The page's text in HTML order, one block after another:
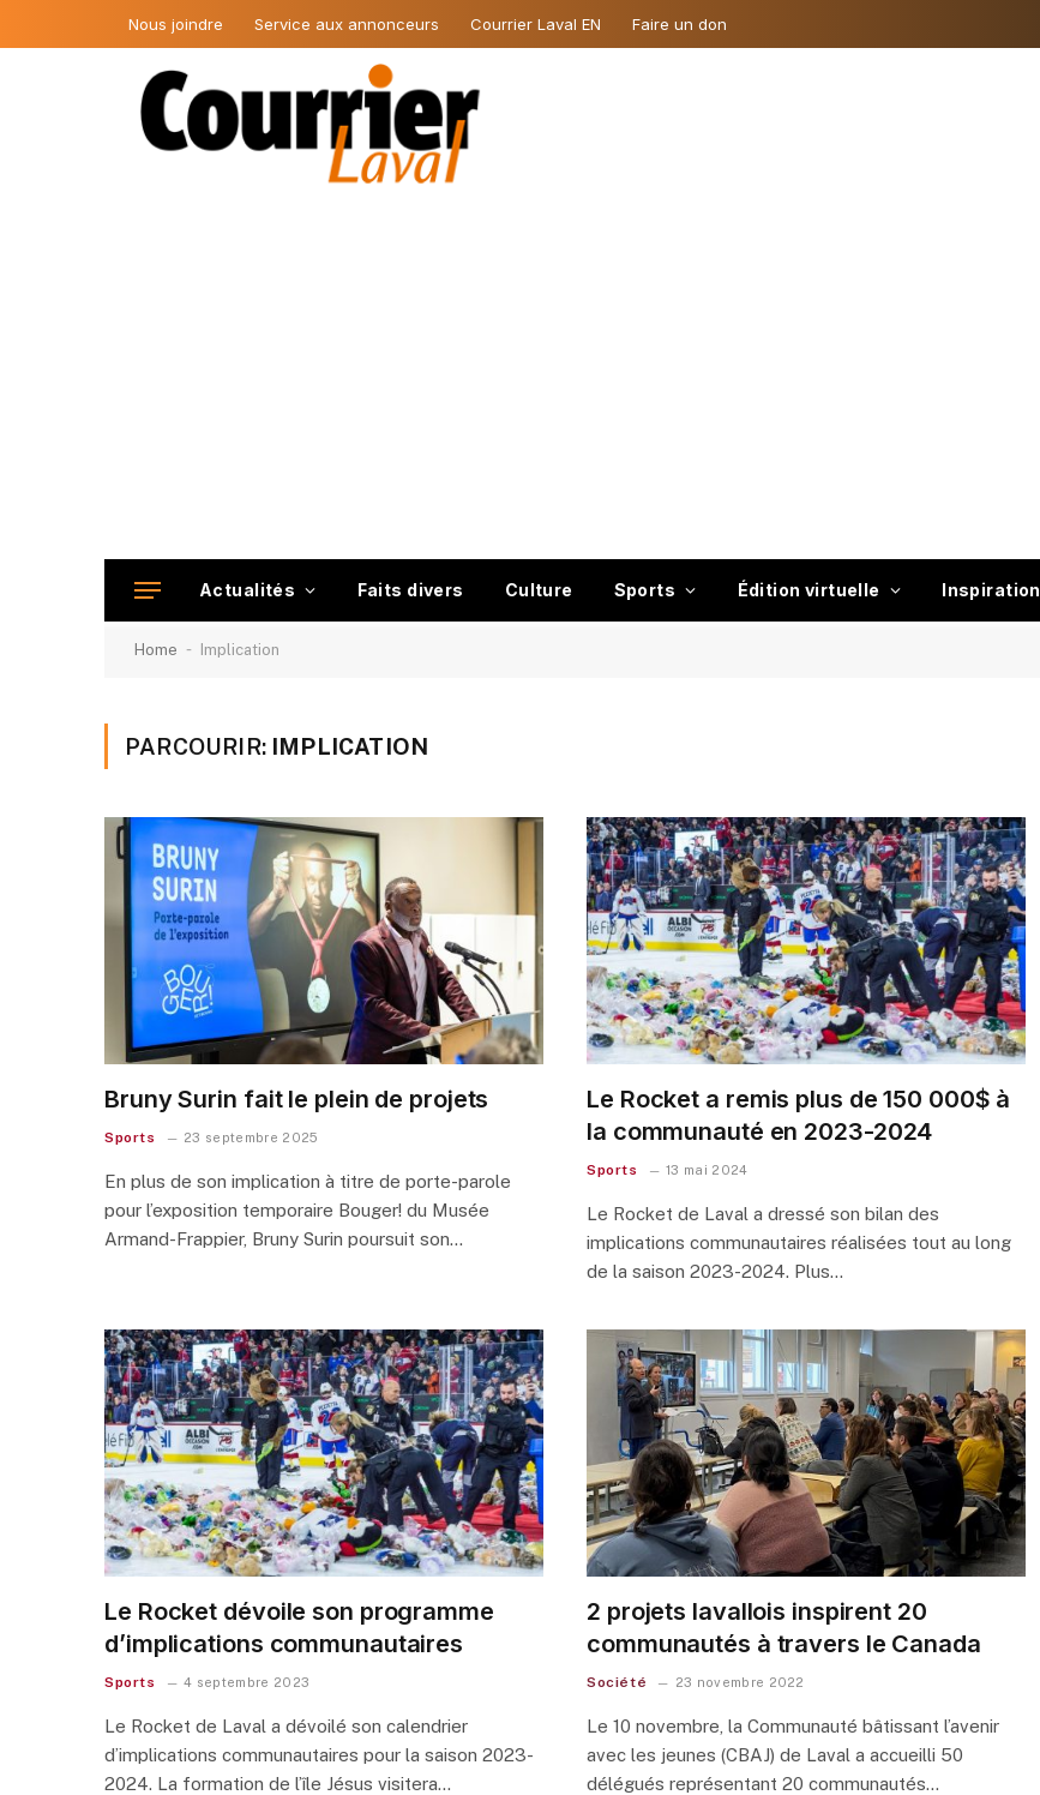
Nous joindre Service aux annonceurs Courrier Laval EN Faire un don
Actualités Faits divers Culture Sports Édition virtuelle Inspiration
Home - Implication
PARCOURIR: IMPLICATION
Bruny Surin fait le plein de projets
Sports 23 septembre 2025
En plus de son implication à titre de porte-parole
pour l’exposition temporaire Bouger! du Musée
Armand-Frappier, Bruny Surin poursuit son…
Le Rocket a remis plus de 150 000$ à
la communauté en 2023-2024
Sports 13 mai 2024
Le Rocket de Laval a dressé son bilan des
implications communautaires réalisées tout au long
de la saison 2023-2024. Plus…
Le Rocket dévoile son programme
d’implications communautaires
Sports 4 septembre 2023
Le Rocket de Laval a dévoilé son calendrier
d’implications communautaires pour la saison 2023-
2024. La formation de l’île Jésus visitera…
2 projets lavallois inspirent 20
communautés à travers le Canada
Société 23 novembre 2022
Le 10 novembre, la Communauté bâtissant l’avenir
avec les jeunes (CBAJ) de Laval a accueilli 50
délégués représentant 20 communautés…